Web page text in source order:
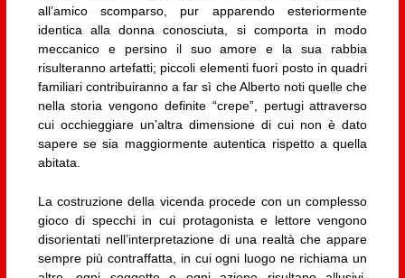
all’amico scomparso, pur apparendo esteriormente
identica alla donna conosciuta, si comporta in modo
meccanico e persino il suo amore e la sua rabbia
risulteranno artefatti; piccoli elementi fuori posto in quadri
familiari contribuiranno a far sì che Alberto noti quelle che
nella storia vengono definite “crepe”, pertugi attraverso
cui occhieggiare un’altra dimensione di cui non è dato
sapere se sia maggiormente autentica rispetto a quella
abitata.
La costruzione della vicenda procede con un complesso
gioco di specchi in cui protagonista e lettore vengono
disorientati nell’interpretazione di una realtà che appare
sempre più contraffatta, in cui ogni luogo ne richiama un